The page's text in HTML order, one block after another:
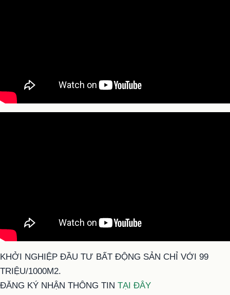
KHỞI NGHIỆP ĐẦU TƯ BẤT ĐỘNG SẢN CHỈ VỚI 99
TRIỆU/1000M2.
ĐĂNG KÝ NHẬN THÔNG TIN TẠI ĐÂY